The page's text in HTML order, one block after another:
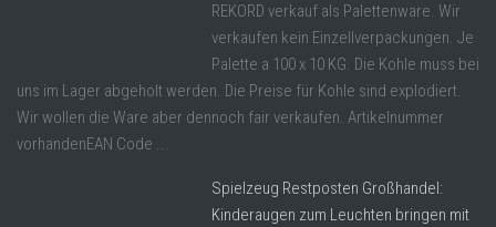
REKORD verkauf als Palettenware. Wir
verkaufen kein Einzellverpackungen. Je
Palette a 100 x 10 KG. Die Kohle muss bei
uns im Lager abgeholt werden. Die Preise für Kohle sind explodiert.
Wir wollen die Ware aber dennoch fair verkaufen. Artikelnummer
vorhandenEAN Code ...
Spielzeug Restposten Großhandel:
Kinderaugen zum Leuchten bringen mit